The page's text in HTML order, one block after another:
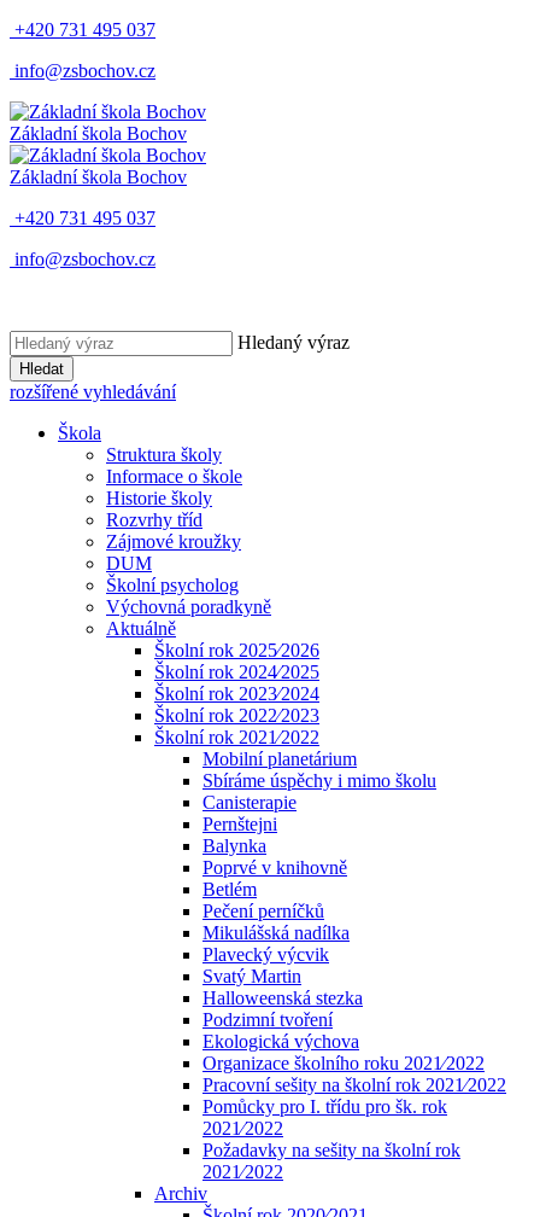
+420 731 495 037
info@zsbochov.cz
Základní škola Bochov
Základní škola Bochov
+420 731 495 037
info@zsbochov.cz
Hledaný výraz
Hledat
rozšířené vyhledávání
Škola
Struktura školy
Informace o škole
Historie školy
Rozvrhy tříd
Zájmové kroužky
DUM
Školní psycholog
Výchovná poradkyně
Aktuálně
Školní rok 2025⁄2026
Školní rok 2024⁄2025
Školní rok 2023⁄2024
Školní rok 2022⁄2023
Školní rok 2021⁄2022
Mobilní planetárium
Sbíráme úspěchy i mimo školu
Canisterapie
Pernštejni
Balynka
Poprvé v knihovně
Betlém
Pečení perníčků
Mikulášská nadílka
Plavecký výcvik
Svatý Martin
Halloweenská stezka
Podzimní tvoření
Ekologická výchova
Organizace školního roku 2021⁄2022
Pracovní sešity na školní rok 2021⁄2022
Pomůcky pro I. třídu pro šk. rok
2021⁄2022
Požadavky na sešity na školní rok
2021⁄2022
Archiv